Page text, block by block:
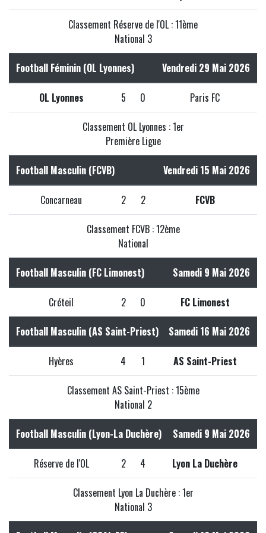
Classement Réserve de l'OL : 11ème
National 3
Football Féminin (OL Lyonnes) Vendredi 29 Mai 2026
OL Lyonnes 5 0 Paris FC
Classement OL Lyonnes : 1er
Première Ligue
Football Masculin (FCVB) Vendredi 15 Mai 2026
Concarneau 2 2 FCVB
Classement FCVB : 12ème
National
Football Masculin (FC Limonest) Samedi 9 Mai 2026
Créteil 2 0 FC Limonest
Football Masculin (AS Saint-Priest) Samedi 16 Mai 2026
Hyères 4 1 AS Saint-Priest
Classement AS Saint-Priest : 15ème
National 2
Football Masculin (Lyon-La Duchère) Samedi 9 Mai 2026
Réserve de l'OL 2 4 Lyon La Duchère
Classement Lyon La Duchère : 1er
National 3